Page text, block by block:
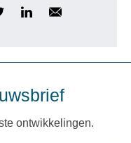
ontwikkelingen.